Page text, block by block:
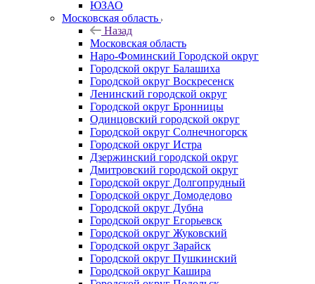
ЮЗАО
Московская область
Назад
Московская область
Наро-Фоминский Городской округ
Городской округ Балашиха
Городской округ Воскресенск
Ленинский городской округ
Городской округ Бронницы
Одинцовский городской округ
Городской округ Солнечногорск
Городской округ Истра
Дзержинский городской округ
Дмитровский городской округ
Городской округ Долгопрудный
Городской округ Домодедово
Городской округ Дубна
Городской округ Егорьевск
Городской округ Жуковский
Городской округ Зарайск
Городской округ Пушкинский
Городской округ Кашира